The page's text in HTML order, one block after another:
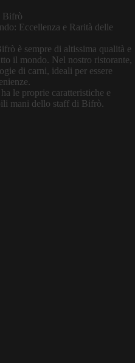
Bifrò
Eccellenza e Rarità delle
è sempre di altissima qualità e
il mondo. Nel nostro ristorante,
di carni, ideali per essere
le proprie caratteristiche e
mani dello staff di Bifrò.